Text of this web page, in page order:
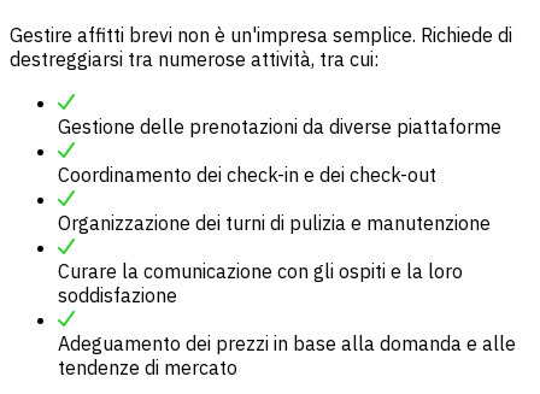
Gestire affitti brevi non è un'impresa semplice. Richiede di
destreggiarsi tra numerose attività, tra cui:
Gestione delle prenotazioni da diverse piattaforme
Coordinamento dei check-in e dei check-out
Organizzazione dei turni di pulizia e manutenzione
Curare la comunicazione con gli ospiti e la loro
soddisfazione
Adeguamento dei prezzi in base alla domanda e alle
tendenze di mercato